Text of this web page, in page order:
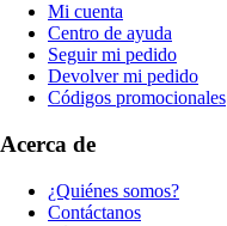
Mi cuenta
Centro de ayuda
Seguir mi pedido
Devolver mi pedido
Códigos promocionales
Acerca de
¿Quiénes somos?
Contáctanos